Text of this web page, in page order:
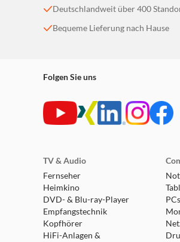
Deutschlandweit über 400
Bequeme Lieferung nach Hause
Folgen Sie uns
TV & Audio
Fernseher
Heimkino
DVD- & Blu-ray-Player
Empfangstechnik
Kopfhörer
HiFi-Anlagen &
PCs